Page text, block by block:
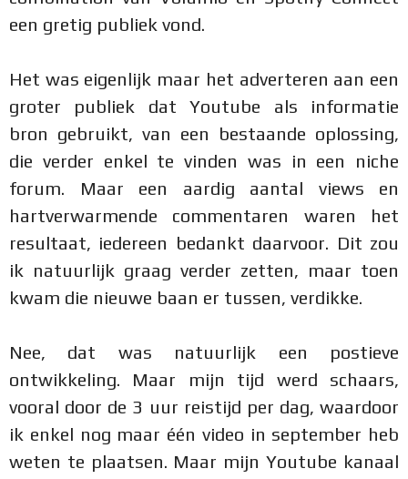
een gretig publiek vond.
Het was eigenlijk maar het adverteren aan een
groter publiek dat Youtube als informatie
bron gebruikt, van een bestaande oplossing,
die verder enkel te vinden was in een niche
forum. Maar een aardig aantal views en
hartverwarmende commentaren waren het
resultaat, iedereen bedankt daarvoor. Dit zou
ik natuurlijk graag verder zetten, maar toen
kwam die nieuwe baan er tussen, verdikke.
Nee, dat was natuurlijk een postieve
ontwikkeling. Maar mijn tijd werd schaars,
vooral door de 3 uur reistijd per dag, waardoor
ik enkel nog maar één video in september heb
weten te plaatsen. Maar mijn Youtube kanaal